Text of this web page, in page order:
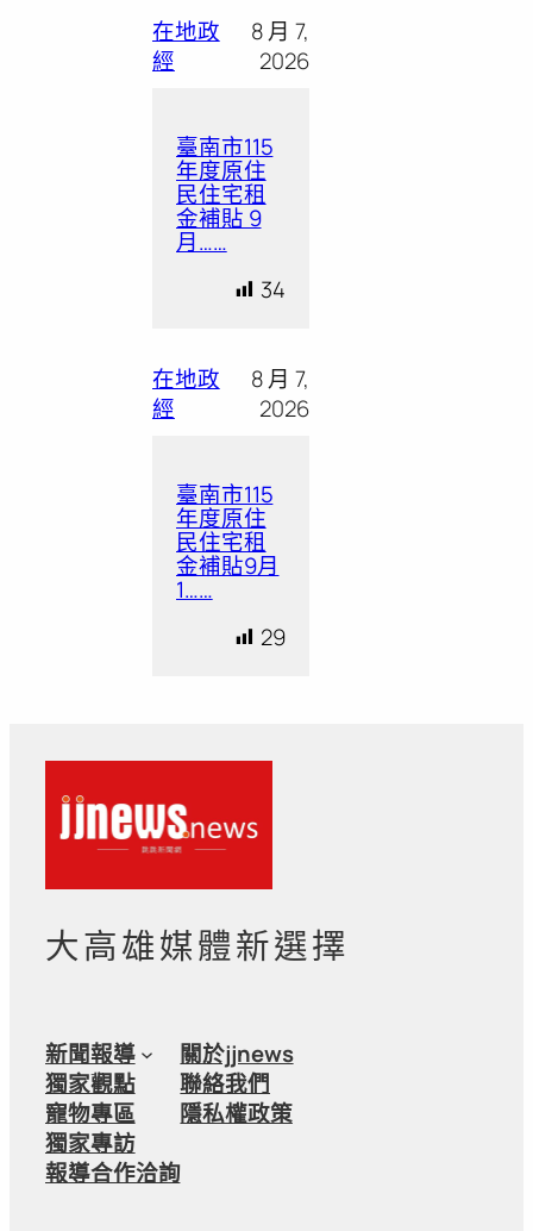
在地政
經
8 月 7,
2026
臺南市115
年度原住
民住宅租
金補貼 9
月……
34
在地政
經
8 月 7,
2026
臺南市115
年度原住
民住宅租
金補貼9月
1……
29
大高雄媒體新選擇
新聞報導
獨家觀點
寵物專區
獨家專訪
報導合作洽詢
關於jjnews
聯絡我們
隱私權政策